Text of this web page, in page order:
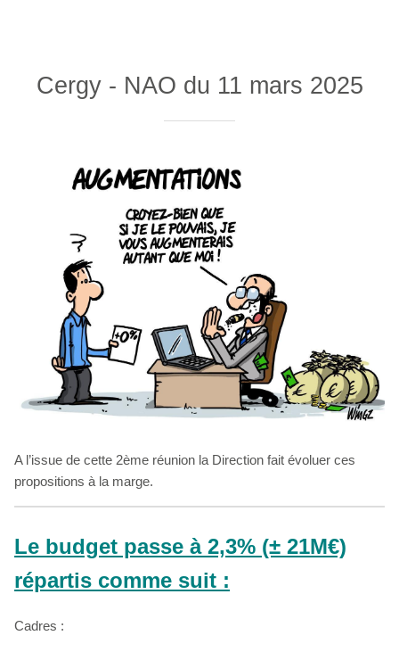
Cergy - NAO du 11 mars 2025
A l’issue de cette 2ème réunion la Direction fait évoluer ces
propositions à la marge.
Le budget passe à 2,3% (± 21M€)
répartis comme suit :
Cadres :